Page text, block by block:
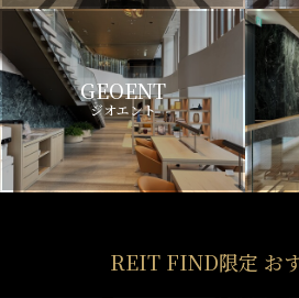
GEOENT
ジオエント
REIT FIND限定 お